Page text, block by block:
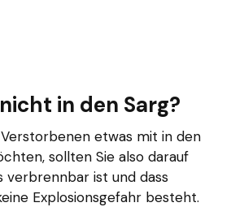
in den Sarg?
etwas mit in den
sollten Sie also darauf
verbrennbar ist und dass
Explosionsgefahr besteht.